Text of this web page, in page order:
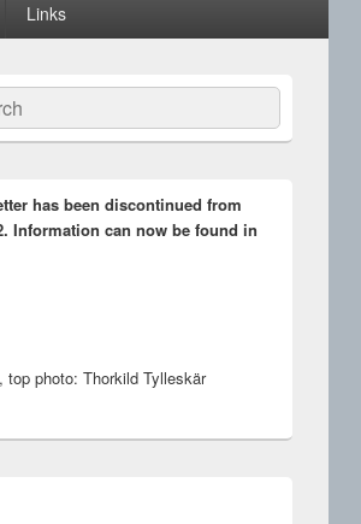
Links
has been discontinued from
Information can now be found in
top photo: Thorkild Tylleskär